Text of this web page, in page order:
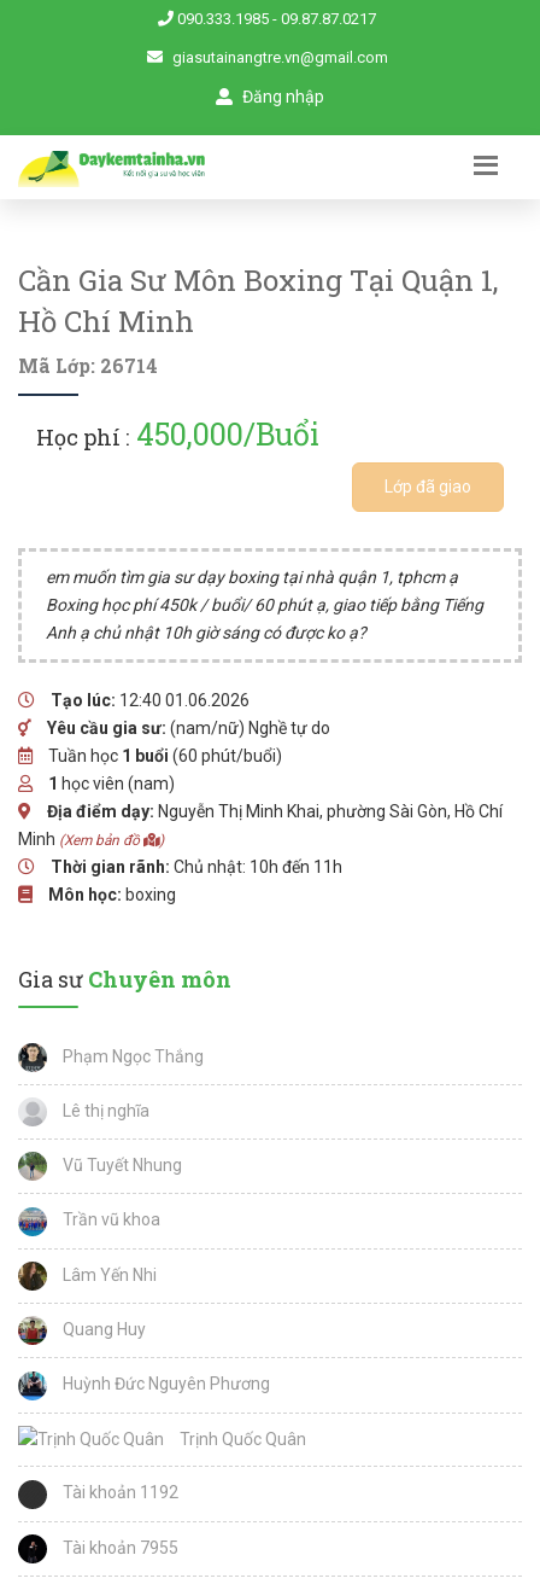
090.333.1985 - 09.87.87.0217
giasutainangtre.vn@gmail.com
Đăng nhập
Cần Gia Sư Môn Boxing Tại Quận 1,
Hồ Chí Minh
Mã Lớp: 26714
Học phí : 450,000/Buổi
Lớp đã giao
em muốn tìm gia sư dạy boxing tại nhà quận 1, tphcm ạ
Boxing học phí 450k / buổi/ 60 phút ạ, giao tiếp bằng Tiếng
Anh ạ chủ nhật 10h giờ sáng có được ko ạ?
Tạo lúc: 12:40 01.06.2026
Yêu cầu gia sư: (nam/nữ) Nghề tự do
Tuần học 1 buổi (60 phút/buổi)
1 học viên (nam)
Địa điểm dạy: Nguyễn Thị Minh Khai, phường Sài Gòn, Hồ Chí
Minh (Xem bản đồ )
Thời gian rãnh: Chủ nhật: 10h đến 11h
Môn học: boxing
Gia sư Chuyên môn
Phạm Ngọc Thắng
Lê thị nghĩa
Vũ Tuyết Nhung
Trần vũ khoa
Lâm Yến Nhi
Quang Huy
Huỳnh Đức Nguyên Phương
Trịnh Quốc Quân
Tài khoản 1192
Tài khoản 7955